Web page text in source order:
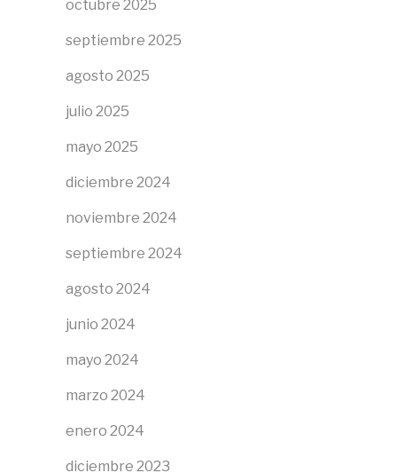
octubre 2025
septiembre 2025
agosto 2025
julio 2025
mayo 2025
diciembre 2024
noviembre 2024
septiembre 2024
agosto 2024
junio 2024
mayo 2024
marzo 2024
enero 2024
diciembre 2023